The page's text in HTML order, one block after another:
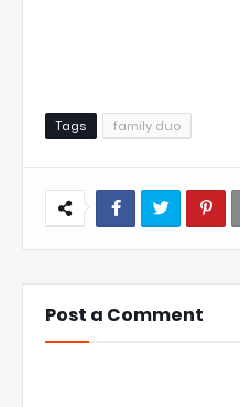
Tags family duo
Post a Comment